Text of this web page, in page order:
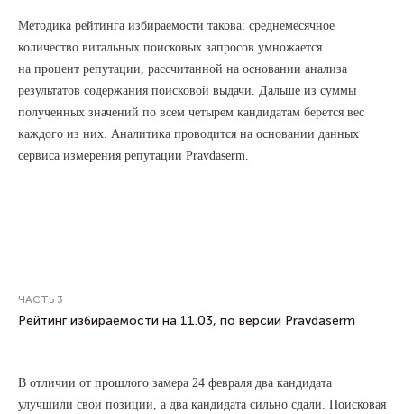
Методика рейтинга избираемости такова: среднемесячное
количество витальных поисковых запросов умножается
на процент репутации, рассчитанной на основании анализа
результатов содержания поисковой выдачи. Дальше из суммы
полученных значений по всем четырем кандидатам берется вес
каждого из них. Аналитика проводится на основании данных
сервиса измерения репутации Pravdaserm.
ЧАСТЬ 3
Рейтинг избираемости на 11.03, по версии Pravdaserm
В отличии от прошлого замера 24 февраля два кандидата
улучшили свои позиции, а два кандидата сильно сдали. Поисковая